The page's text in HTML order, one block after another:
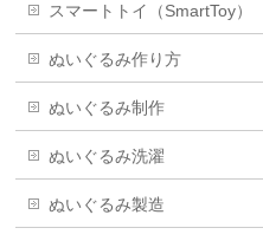
スマートトイ（SmartToy）
ぬいぐるみ作り方
ぬいぐるみ制作
ぬいぐるみ洗濯
ぬいぐるみ製造